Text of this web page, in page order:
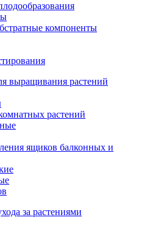
компоненты
выращивания растений
растений
ящиков балконных и
за растениями